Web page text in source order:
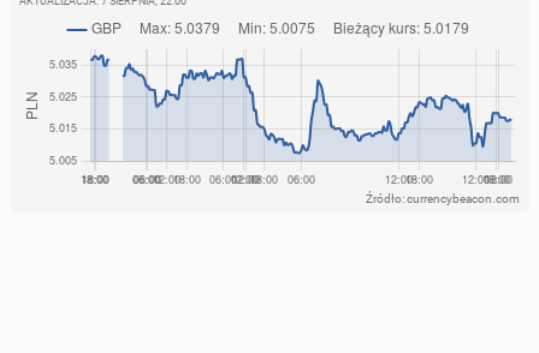
Źródło: currencybeacon.com